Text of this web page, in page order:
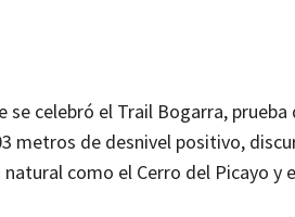
celebró el Trail Bogarra,
metros de desnivel positivo,
como el Cerro del Picayo y